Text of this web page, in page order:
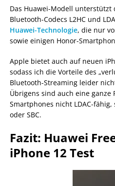
Das Huawei-Modell unterstützt
Bluetooth-Codecs L2HC und
Huawei-Technologie, die nur
sowie einigen Honor-
Apple bietet auch auf neuen
sodass ich die Vorteile des
Bluetooth-Streaming leider
Übrigens sind auch eine ganze
Smartphones nicht LDAC-
oder SBC.
Fazit: Huawei
iPhone 12 Test